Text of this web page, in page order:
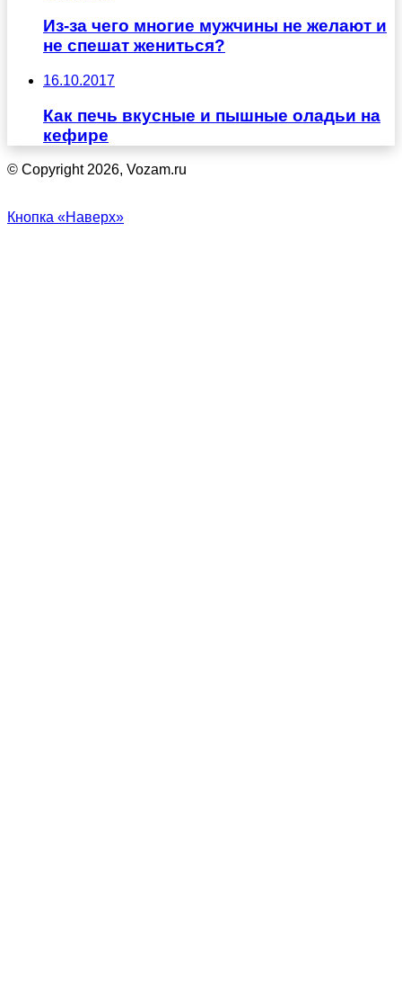
Из-за чего многие мужчины не желают и
не спешат жениться?
16.10.2017
Как печь вкусные и пышные оладьи на
кефире
© Copyright 2026, Vozam.ru
Кнопка «Наверх»